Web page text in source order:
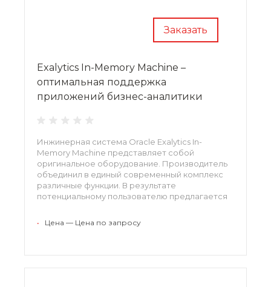
Заказать
Exalytics In-Memory Machine –
оптимальная поддержка
приложений бизнес-аналитики
Инжинерная система Oracle Exalytics In-
Memory Machine представляет собой
оригинальное оборудование. Производитель
объединил в единый современный комплекс
различные функции. В результате
потенциальному пользователю предлагается
моделирование, составлять прогнозы и планы.
• Цена — Цена по запросу